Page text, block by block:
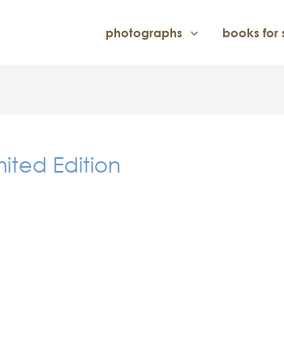
photographs books for
Edition